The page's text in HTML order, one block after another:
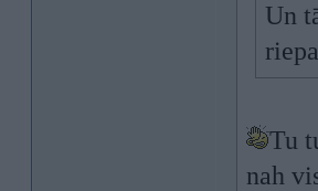
Un
Tu
nah